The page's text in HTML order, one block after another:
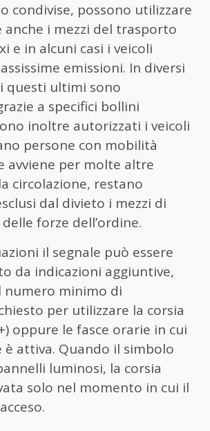
condivise, possono utilizzare
anche i mezzi del trasporto
e in alcuni casi i veicoli
emissioni. In diversi
questi ultimi sono
a specifici bollini
inoltre autorizzati i veicoli
persone con mobilità
avviene per molte altre
circolazione, restano
dal divieto i mezzi di
forze dell’ordine.
il segnale può essere
da indicazioni aggiuntive,
numero minimo di
per utilizzare la corsia
oppure le fasce orarie in cui
è attiva. Quando il simbolo
luminosi, la corsia
solo nel momento in cui il